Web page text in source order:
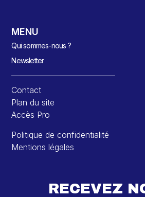
MENU
Qui sommes-nous ?
Newsletter
Contact
Plan du site
Accès Pro
Politique de confidentialité
Mentions légales
RECEVEZ